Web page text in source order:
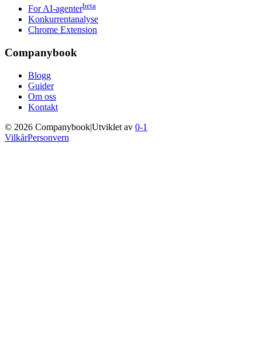
For AI-agenterbeta
Konkurrentanalyse
Chrome Extension
Companybook
Blogg
Guider
Om oss
Kontakt
© 2026 Companybook|Utviklet av 0-1
VilkårPersonvern